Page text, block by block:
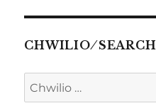
CHWILIO ⁄ SEARCH
Chwilio
am: